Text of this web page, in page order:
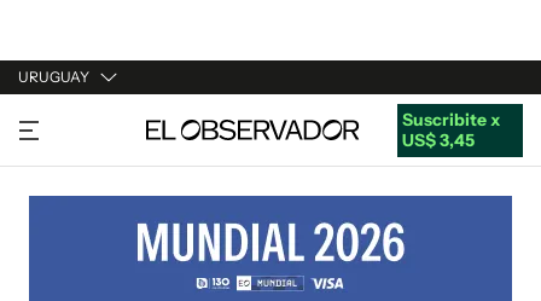
URUGUAY
URUGUAY
ARGENTINA
ESTADOS UNIDOS
Suscribite x
US$ 3,45